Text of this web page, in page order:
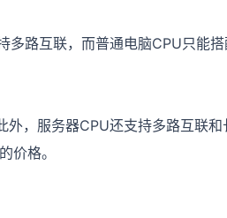
路互联，而普通电脑CPU只能搭
，服务器CPU还支持多路互联
价格。